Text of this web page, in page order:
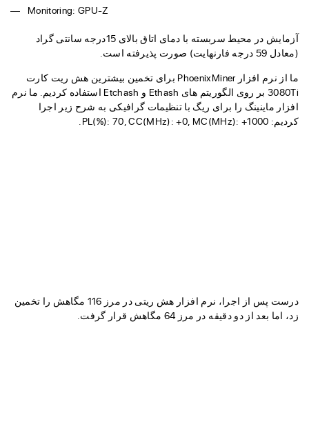
Monitoring: GPU-Z
آزمایش در محیط سربسته با دمای اتاق بالای 15درجه سانتی گراد
(معادل 59 درجه فارنهایت) صورت پذیرفته است.
ما از نرم افزار PhoenixMiner برای تخمین بیشترین هش ریت کارت
3080Ti بر روی الگوریتم های Ethash و Etchash استفاده کردیم. ما نرم
افزار ماینینگ را برای ریگ با تنظیمات گرافیکی به شرح زیر اجرا
کردیم: PL(%): 70, CC(MHz): +0, MC(MHz): +1000.
درست پس از اجرا، نرم افزار هش ریتی در مرز 116 مگاهش را تخمین
زد، اما بعد از دو دقیقه در مرز 64 مگاهش قرار گرفت.